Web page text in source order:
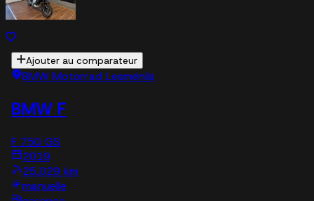
Ajouter au comparateur
BMW Motorrad Lesménils
BMW F
F 750 GS
2019
25,029 km
manuelle